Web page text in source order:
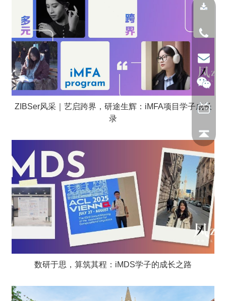
ZIBSer风采｜艺启跨界，研途生辉：iMFA项目学子成长
录
数研于思，算筑其程：iMDS学子的成长之路